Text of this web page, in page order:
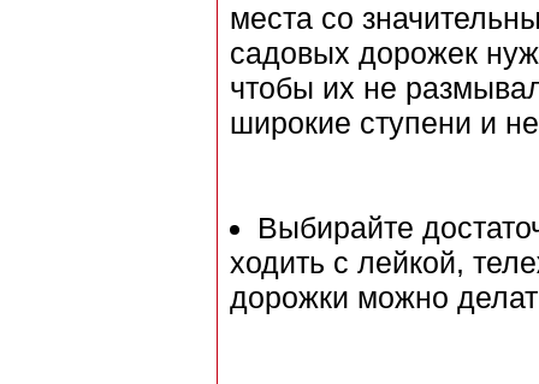
места со
садовых дорожек
чтобы их не
широкие ступени и
Выбирайте
ходить с лейкой,
дорожки можно